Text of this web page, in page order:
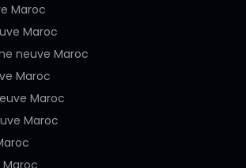
Maroc
Maroc
neuve Maroc
Maroc
Maroc
Maroc